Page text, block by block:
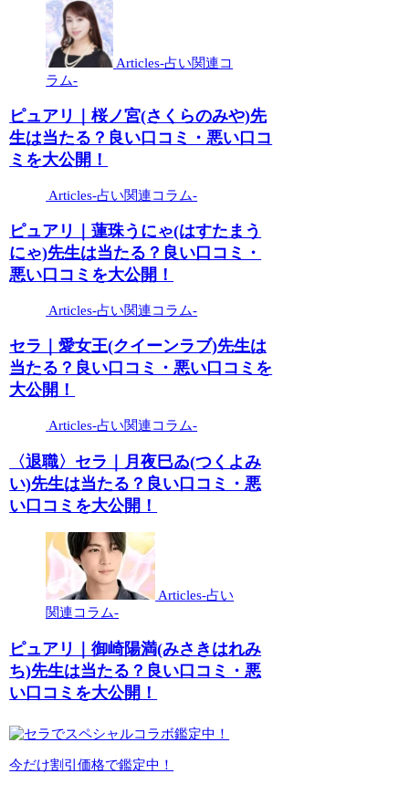
Articles-占い関連コ
ラム-
ピュアリ｜桜ノ宮(さくらのみや)先
生は当たる？良い口コミ・悪い口コ
ミを大公開！
Articles-占い関連コラム-
ピュアリ｜蓮珠うにゃ(はすたまう
にゃ)先生は当たる？良い口コミ・
悪い口コミを大公開！
Articles-占い関連コラム-
セラ｜愛女王(クイーンラブ)先生は
当たる？良い口コミ・悪い口コミを
大公開！
Articles-占い関連コラム-
〈退職〉セラ｜月夜巳ゐ(つくよみ
い)先生は当たる？良い口コミ・悪
い口コミを大公開！
Articles-占い
関連コラム-
ピュアリ｜御崎陽満(みさきはれみ
ち)先生は当たる？良い口コミ・悪
い口コミを大公開！
今だけ割引価格で鑑定中！